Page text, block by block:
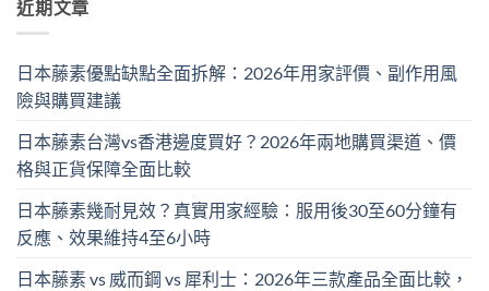
近期文章
日本藤素優點缺點全面拆解：2026年用家評價、副作用風
險與購買建議
日本藤素台灣vs香港邊度買好？2026年兩地購買渠道、價
格與正貨保障全面比較
日本藤素幾耐見效？真實用家經驗：服用後30至60分鐘有
反應、效果維持4至6小時
日本藤素 vs 威而鋼 vs 犀利士：2026年三款產品全面比較，